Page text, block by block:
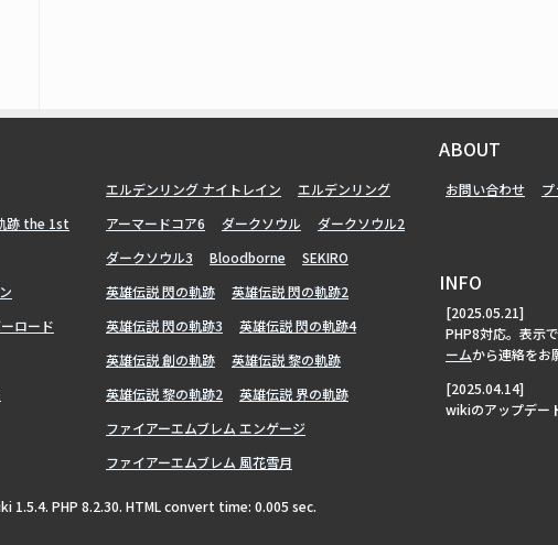
跡 the 1st
ロード
エルデンリング ナイトレイン
エルデンリング
アーマードコア6
ダークソウル
ダークソウル2
ダークソウル3
Bloodborne
SEKIRO
英雄伝説 閃の軌跡
英雄伝説 閃の軌跡2
英雄伝説 閃の軌跡3
英雄伝説 閃の軌跡4
英雄伝説 創の軌跡
英雄伝説 黎の軌跡
英雄伝説 黎の軌跡2
英雄伝説 界の軌跡
ファイアーエムブレム エンゲージ
ファイアーエムブレム 風花雪月
ABOUT
お問い合わせ
INFO
[2025.05.21]
PHP8対応。表示
ームから連絡をお
[2025.04.14]
wikiのアップデー
1.5.4. PHP 8.2.30. HTML convert time: 0.005 sec.